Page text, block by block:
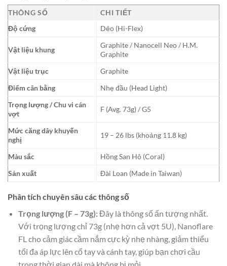
THÔNG SỐ
CHI TIẾT
Độ cứng
Dẻo (Hi-Flex)
Vật liệu khung
Graphite / Nanocell Neo / H.M.
Graphite
Vật liệu trục
Graphite
Điểm cân bằng
Nhẹ đầu (Head Light)
Trọng lượng / Chu vi cán
vợt
F (Avg. 73g) / G5
Mức căng dây khuyến
nghị
19 – 26 lbs (khoảng 11.8 kg)
Màu sắc
Hồng San Hô (Coral)
Sản xuất
Đài Loan (Made in Taiwan)
Phân tích chuyên sâu các thông số
Trọng lượng (F – 73g):Đây là thông số ấn tượng nhất.
Với trọng lượng chỉ 73g (nhẹ hơn cả vợt 5U), Nanoflare
FL cho cảm giác cầm nắm cực kỳ nhẹ nhàng, giảm thiểu
tối đa áp lực lên cổ tay và cánh tay, giúp bạn chơi cầu